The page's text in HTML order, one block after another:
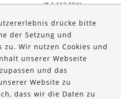
(€1.662,50/l)
drücke bitte
der Setzung und
zu. Wir nutzen Cookies und
unserer Webseite
und das
Website zu
dass wir die Daten zu